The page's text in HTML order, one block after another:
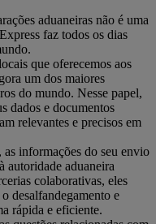
aduaneiras não é uma
faz todos os dias
que oferecemos aos
um dos maiores
do mundo. Nesse papel,
dados e documentos
relevantes e precisos em
informações do seu envio
autoridade aduaneira
colaborativas, eles
desalfandegamento e
rápida e eficiente.